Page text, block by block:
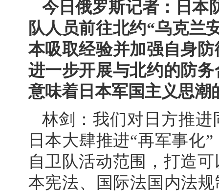
今日俄罗斯记者：日本
队人员前往北约“乌克兰
本吸取经验并加强自身
进一步开展与北约的防
意味着日本军国主义思潮
林剑：我们对日方推
日本大肆推进“再军事化
自卫队活动范围，打造
本宪法、国际法国内法